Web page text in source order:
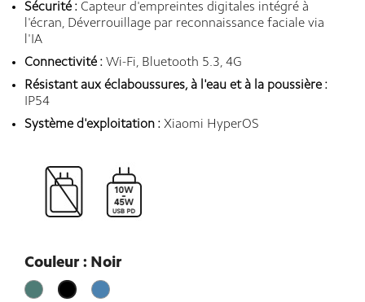
Sécurité : Capteur d'empreintes digitales intégré à
l'écran, Déverrouillage par reconnaissance faciale via
l'IA
Connectivité : Wi-Fi, Bluetooth 5.3, 4G
Résistant aux éclaboussures, à l'eau et à la poussière :
IP54
Système d'exploitation : Xiaomi HyperOS
Couleur : Noir
Vert Noir
Bleu